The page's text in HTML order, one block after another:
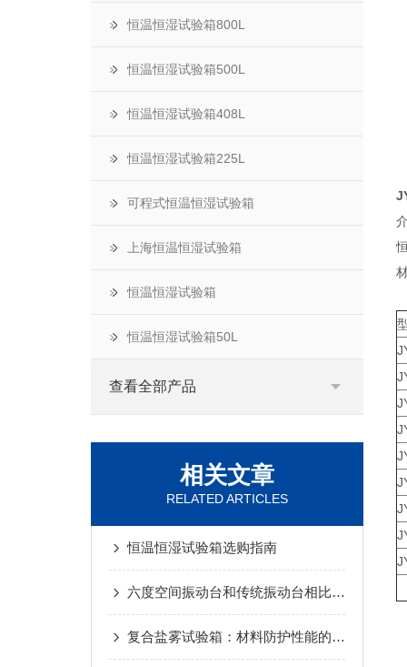
恒温恒湿试验箱800L
恒温恒湿试验箱500L
恒温恒湿试验箱408L
恒温恒湿试验箱225L
可程式恒温恒湿试验箱
上海恒温恒湿试验箱
恒温恒湿试验箱
恒温恒湿试验箱50L
查看全部产品
相关文章
RELATED ARTICLES
恒温恒湿试验箱选购指南
六度空间振动台和传统振动台相比优势有哪些？
复合盐雾试验箱：材料防护性能的严苛“考官”